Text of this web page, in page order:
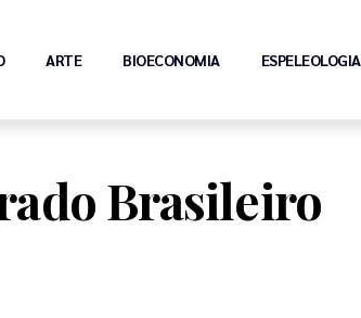
ARTE BIOECONOMIA ESPELEOLOGIA
Brasileiro